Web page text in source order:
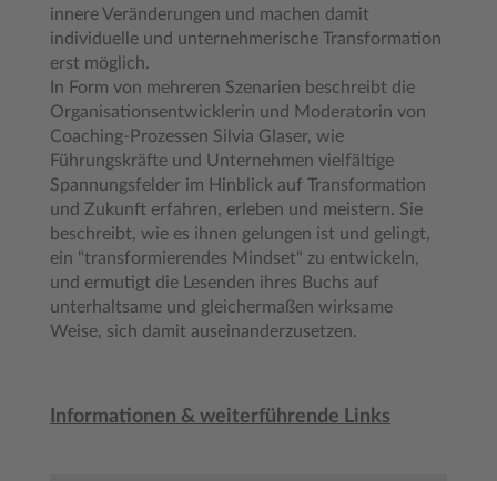
innere Veränderungen und machen damit
individuelle und unternehmerische Transformation
erst möglich.
In Form von mehreren Szenarien beschreibt die
Organisationsentwicklerin und Moderatorin von
Coaching-Prozessen Silvia Glaser, wie
Führungskräfte und Unternehmen vielfältige
Spannungsfelder im Hinblick auf Transformation
und Zukunft erfahren, erleben und meistern. Sie
beschreibt, wie es ihnen gelungen ist und gelingt,
ein "transformierendes Mindset" zu entwickeln,
und ermutigt die Lesenden ihres Buchs auf
unterhaltsame und gleichermaßen wirksame
Weise, sich damit auseinanderzusetzen.
Informationen & weiterführende Links